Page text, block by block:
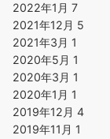
2022年1月 7
2021年12月 5
2021年3月 1
2020年5月 1
2020年3月 1
2020年1月 1
2019年12月 4
2019年11月 1